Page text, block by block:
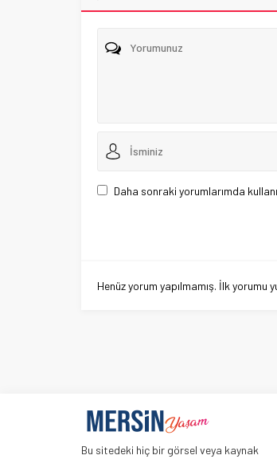
Daha sonraki yorumlarımda
Henüz yorum yapılmamış. İlk yorumu
Bu sitedeki hiç bir görsel veya kaynak